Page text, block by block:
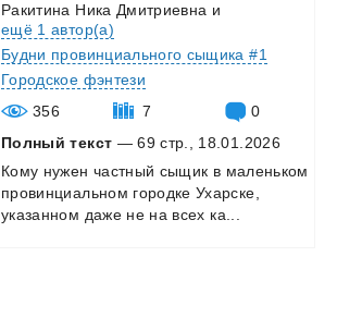
Ракитина Ника Дмитриевна и
ещё 1 автор(а)
Будни провинциального сыщика #1
Городское фэнтези
356
7
0
Полный текст — 69 стр., 18.01.2026
Кому нужен частный сыщик в маленьком
провинциальном городке Ухарске,
указанном даже не на всех ка...